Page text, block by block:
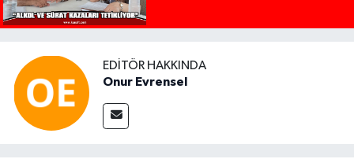
EDITÖR HAKKINDA
Onur Evrensel